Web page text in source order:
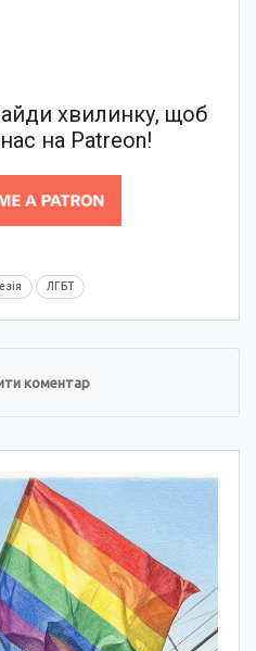
хвилинку, щоб
на Patreon!
ЛГБТ
коментар